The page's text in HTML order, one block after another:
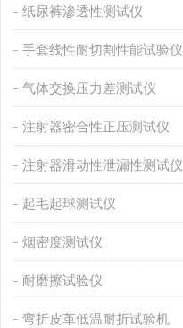
纸尿裤渗透性测试仪
手套线性耐切割性能试验仪
气体交换压力差测试仪
注射器密合性正压测试仪
注射器滑动性泄漏性测试仪
起毛起球测试仪
烟密度测试仪
耐磨擦试验仪
弯折皮革低温耐折试验机